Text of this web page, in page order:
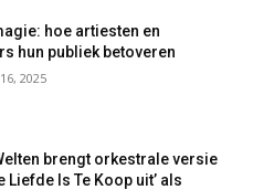
hoe artiesten en
hun publiek betoveren
2025
brengt orkestrale versie
Liefde Is Te Koop uit’ als